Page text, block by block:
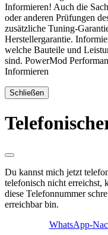
Informieren! Auch die
oder anderen Prüfungen
zusätzliche Tuning-
Herstellergarantie.
welche Bauteile und
sind. PowerMod
Informieren
Schließen
Du kannst mich jetzt
telefonisch nicht erreichst,
diese Telefonnummer
erreichbar bin.
WhatsApp-